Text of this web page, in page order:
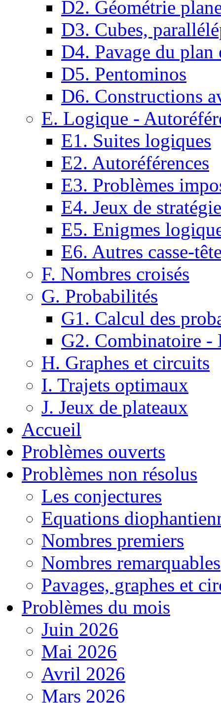
D2. Géométrie
D3. Cubes,
D4. Pavage du plan
D5. Pentominos
D6. Constructions
E. Logique -
E1. Suites logiques
E2. Autoréférences
E3. Problèmes
E4. Jeux de stratégie
E5. Enigmes
E6. Autres casse-
F. Nombres croisés
G. Probabilités
G1. Calcul des
G2. Combinatoire -
H. Graphes et circuits
I. Trajets optimaux
J. Jeux de plateaux
Accueil
Problèmes ouverts
Problèmes non résolus
Les conjectures
Equations
Nombres premiers
Nombres remarquables
Pavages, graphes et
Problèmes du mois
Juin 2026
Mai 2026
Avril 2026
Mars 2026